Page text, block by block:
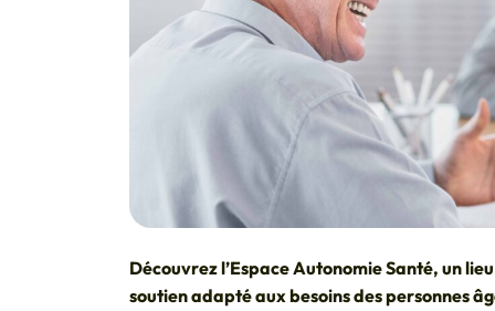
Découvrez l’Espace Autonomie Santé, un
soutien adapté aux besoins des personnes